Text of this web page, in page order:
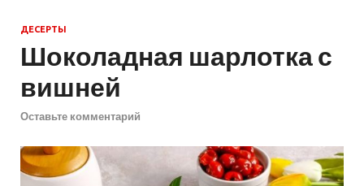
ДЕСЕРТЫ
Шоколадная шарлотка с
вишней
Оставьте комментарий